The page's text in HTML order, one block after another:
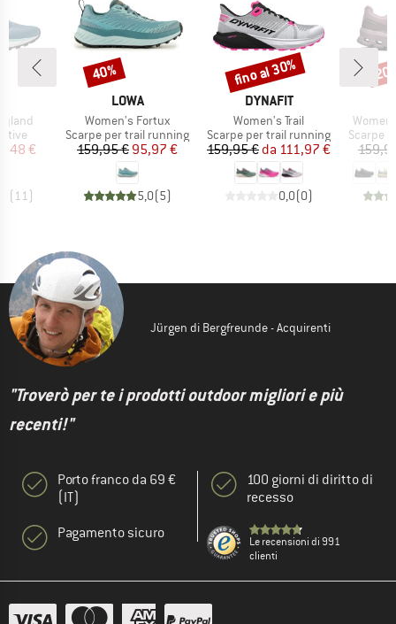
ridotto
€
(11)
MARCHIO
LOWA
Articolo
Women's Fortux
Gruppo di prodotti
Scarpe per trail running
Prezzo
159,95 €Prezzo ridotto
95,97 €
5,0(5)
Sconto
40%
MARCHIO
DYNAFIT
Articolo
Women's Trail
Gruppo di prodotti
Scarpe per trail running
Prezzo
159,95 € Prezzo ridotto
da 111,97 €
0,0(0)
Sconto
fino al 30%
Articolo
Gruppo
Scarpe
Jürgen di Bergfreunde - Acquirenti
"Troverò per te i prodotti outdoor migliori e più
recenti!"
Porto franco da 69 €
(IT)
Pagamento sicuro
100 giorni di diritto di
recesso
Le recensioni di 991
clienti